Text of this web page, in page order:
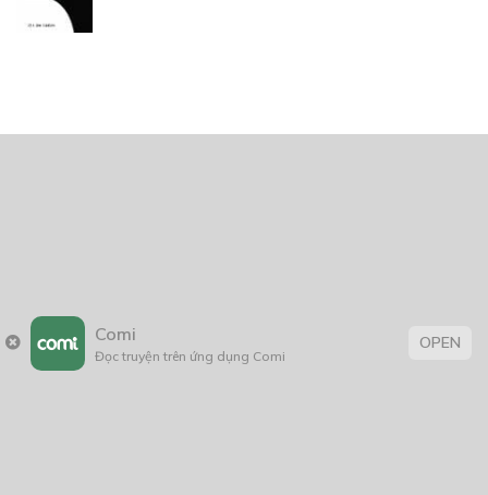
COMI © 2024 Comicola - Nền tảng truyện tranh bản quyền duy nhất tại
Cơ quan chủ quản: Công ty Cổ phần Comicola
Comi
Đọc truyện trên ứng dụng Comi
OPEN